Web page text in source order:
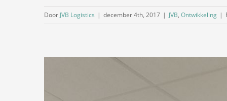
Door JVB Logistics | december 4th, 2017 | JVB, Ontwikkeling |